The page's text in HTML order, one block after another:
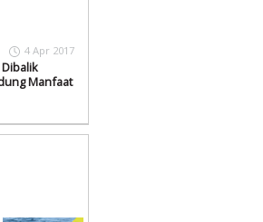
4 Apr 2017
Manfaat